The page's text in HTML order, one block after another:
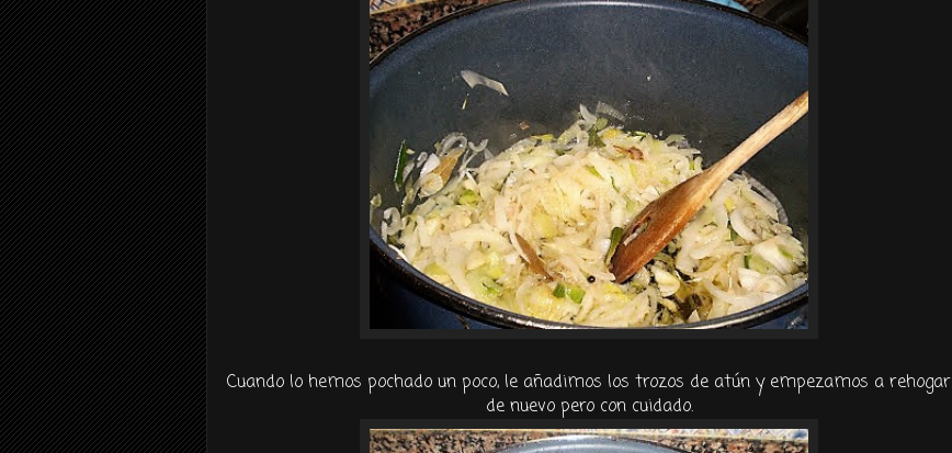
Cuando lo hemos pochado un poco, le añadimos los trozos de atún y empezamos a rehogar
de nuevo pero con cuidado.